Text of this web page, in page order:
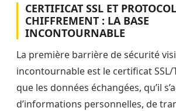
CERTIFICAT SSL ET
CHIFFREMENT : LA BASE
INCONTOURNABLE
La première barrière de sécurité
incontournable est le certificat SSL/
que les données échangées, qu’il
d’informations personnelles, de